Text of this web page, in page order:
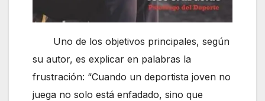
Uno de los objetivos principales, según
su autor, es explicar en palabras la
frustración: “Cuando un deportista joven no
juega no solo está enfadado, sino que